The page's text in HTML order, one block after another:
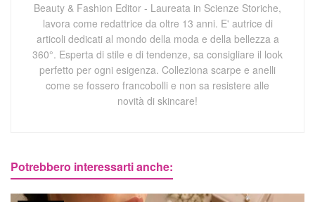
Beauty & Fashion Editor - Laureata in Scienze Storiche,
lavora come redattrice da oltre 13 anni. E' autrice di
articoli dedicati al mondo della moda e della bellezza a
360°. Esperta di stile e di tendenze, sa consigliare il look
perfetto per ogni esigenza. Colleziona scarpe e anelli
come se fossero francobolli e non sa resistere alle
novità di skincare!
Potrebbero interessarti anche: